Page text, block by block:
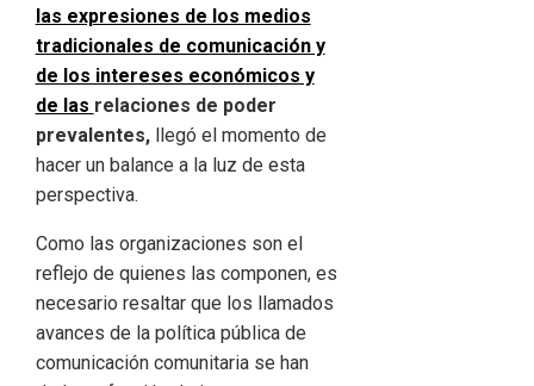
las expresiones de los medios
tradicionales de comunicación y
de los intereses económicos y
de las relaciones de poder
prevalentes,llegó el momento de
hacer un balance a la luz de esta
perspectiva.
Como las organizaciones son el
reflejo de quienes las componen, es
necesario resaltar que los llamados
avances de la política pública de
comunicación comunitaria se han